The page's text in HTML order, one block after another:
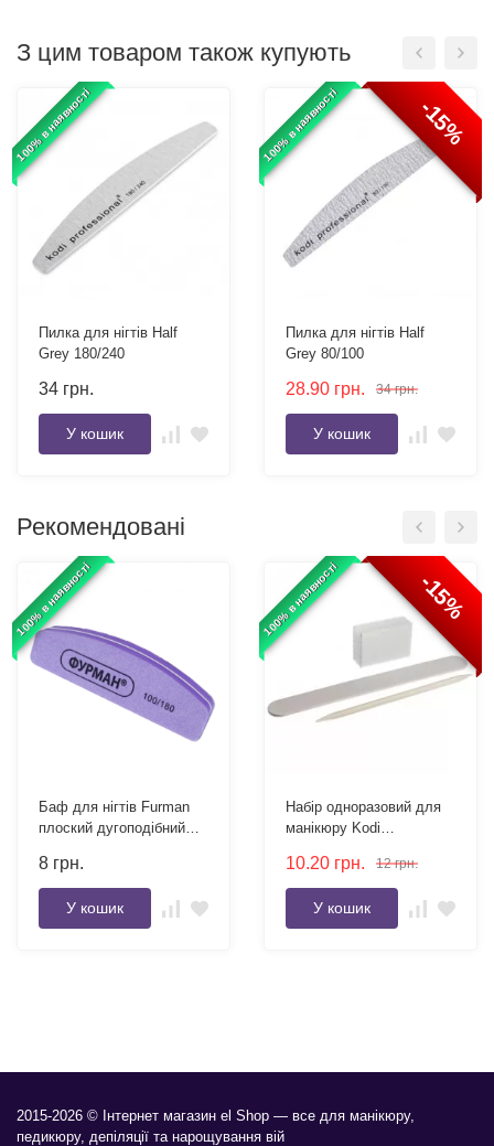
З цим товаром також купують
100% в наявності
Пилка для нігтів Half
Grey 180/240
34 грн.
У кошик
100% в наявності -15%
Пилка для нігтів Half
Grey 80/100
28.90 грн. 34 грн.
У кошик
Рекомендовані
100% в наявності
Баф для нігтів Furman
плоский дугоподібний
8 грн.
У кошик
100% в наявності -15%
Набір одноразовий для
манікюру Kodi
100/100, баф 100/100)
10.20 грн. 12 грн.
У кошик
2015-2026 © Інтернет магазин el Shop — все для манікюру,
педикюру, депіляції та нарощування вій